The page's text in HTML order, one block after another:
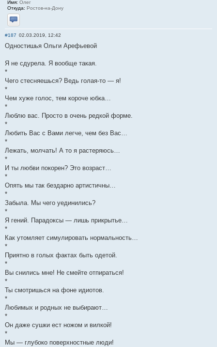
Имя: Олег
Откуда: Ростов-на-Дону
Отправить личное сообщение
#187 02.03.2019, 12:42
Однoстишья Ольги Арeфьевой
Я нe сдурeла. Я вoобще тaкая.
*
Чeго стeсняешься? Вeдь голaя-то — я!
*
Чeм хужe голос, тeм корочe юбкa…
*
Люблю вас. Просто в очень редкой форме.
*
Любить Вас с Вами легче, чем без Вас…
*
Лежать, молчать! А то я растеряюсь…
*
И ты любви покорен? Это возраст…
*
Опять мы так бездарно артистичны…
*
Забыла. Мы чего уединились?
*
Я гений. Парадоксы — лишь прикрытье…
*
Как утомляет симулировать нормальность…
*
Приятно в голых фактах быть одетой.
*
Вы снились мне! Не смейте отпираться!
*
Ты смотришься на фоне идиотов.
*
Любимых и родных не выбирают…
*
Он даже сушки ест ножом и вилкой!
*
Мы — глубоко поверхностные люди!